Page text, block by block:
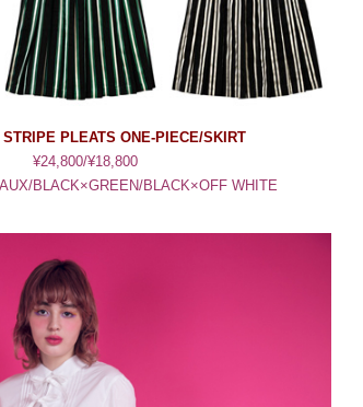
PLEATS ONE-PIECE/SKIRT
¥24,800/¥18,800
BLACK×GREEN/BLACK×OFF WHITE